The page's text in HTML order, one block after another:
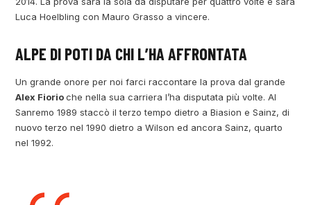
Luca Hoelbling con Mauro Grasso a vincere.
ALPE DI POTI DA CHI L’HA AFFRONTATA
Un grande onore per noi farci raccontare la prova dal grande
Alex Fiorioche nella sua carriera l’ha disputata più volte. Al
Sanremo 1989 staccò il terzo tempo dietro a Biasion e Sainz, di
nuovo terzo nel 1990 dietro a Wilson ed ancora Sainz, quarto
nel 1992.